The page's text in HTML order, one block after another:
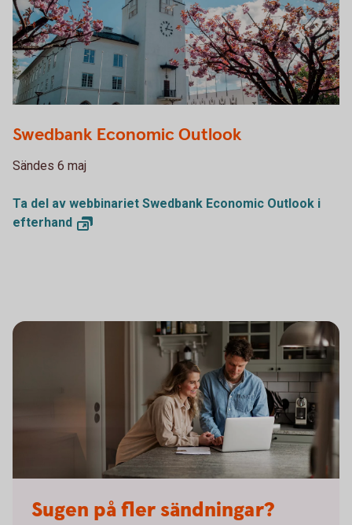
Swedbank Economic Outlook
Sändes 6 maj
Ta del av webbinariet Swedbank Economic Outlook i
efterhand
Sugen på fler sändningar?